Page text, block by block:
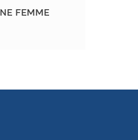
FEMME